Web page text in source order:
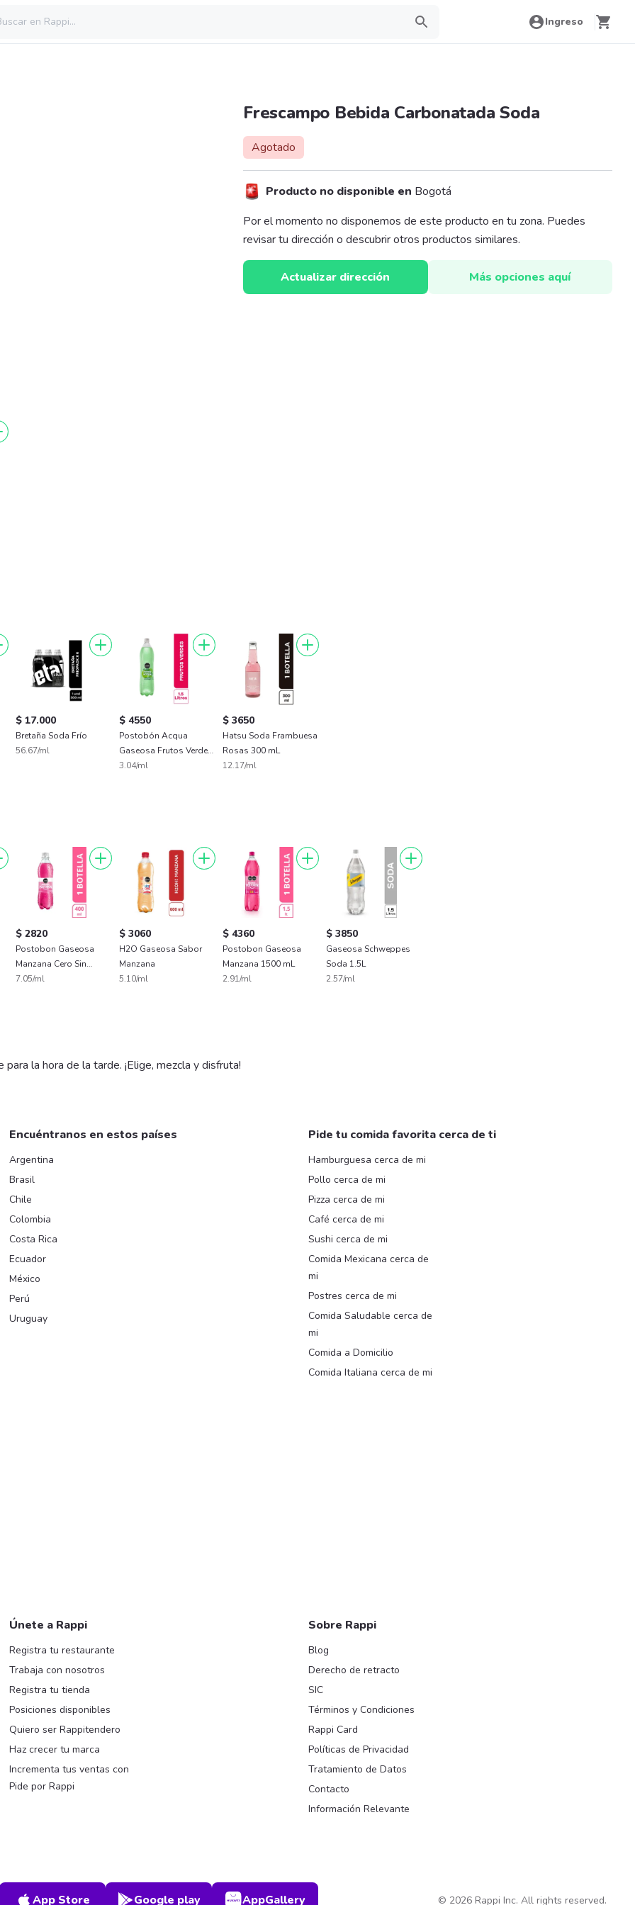
Ingreso
Frescampo Bebida Carbonatada Soda
Agotado
Producto no disponible en Bogotá
Por el momento no disponemos de este producto en tu zona. Puedes
revisar tu dirección o descubrir otros productos similares.
Actualizar dirección Más opciones aquí
$ 17.000
Bretaña Soda Frío
56.67/ml
$ 4550
Postobón Acqua
Gaseosa Frutos Verdes
1500 mL
3.04/ml
$ 3650
Hatsu Soda Frambuesa
Rosas 300 mL
12.17/ml
$ 2820
Postobon Gaseosa
Manzana Cero Sin
Azúcar 400 mL
7.05/ml
$ 3060
H2O Gaseosa Sabor
Manzana
5.10/ml
$ 4360
Postobon Gaseosa
Manzana 1500 mL
2.91/ml
$ 3850
Gaseosa Schweppes
Soda 1.5L
2.57/ml
la hora de la tarde. ¡Elige, mezcla y disfruta!
Encuéntranos en estos países
Argentina
Brasil
Chile
Colombia
Costa Rica
Ecuador
México
Perú
Uruguay
Pide tu comida favorita cerca de ti
Hamburguesa cerca de mi
Pollo cerca de mi
Pizza cerca de mi
Café cerca de mi
Sushi cerca de mi
Comida Mexicana cerca de
mi
Postres cerca de mi
Comida Saludable cerca de
mi
Comida a Domicilio
Comida Italiana cerca de mi
Únete a Rappi
Registra tu restaurante
Trabaja con nosotros
Registra tu tienda
Posiciones disponibles
Quiero ser Rappitendero
Haz crecer tu marca
Incrementa tus ventas con
Pide por Rappi
Sobre Rappi
Blog
Derecho de retracto
SIC
Términos y Condiciones
Rappi Card
Políticas de Privacidad
Tratamiento de Datos
Contacto
Información Relevante
App Store Google play
AppGallery
AppGallery © 2026Rappi Inc. All rights reserved.